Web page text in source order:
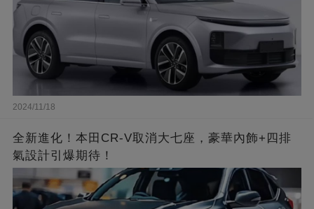
2024/11/18
全新進化！本田CR-V取消大七座，豪華內飾+四排
氣設計引爆期待！